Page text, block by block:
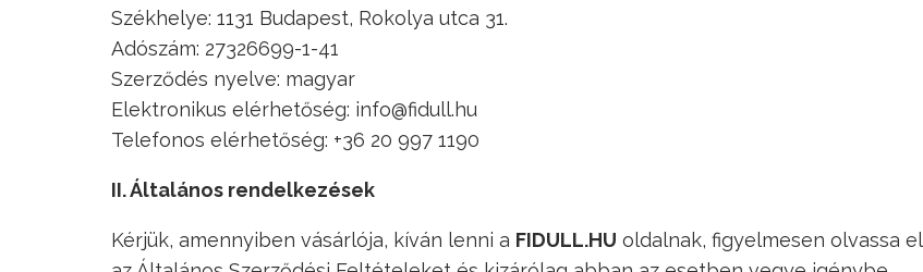
Székhelye: 1131 Budapest, Rokolya utca 31.
Adószám: 27326699-1-41
Szerződés nyelve: magyar
Elektronikus elérhetőség: info@fidull.hu
Telefonos elérhetőség: +36 20 997 1190
II. Általános rendelkezések
Kérjük, amennyiben vásárlója, kíván lenni a FIDULL.HU oldalnak, figyelmesen olvassa el